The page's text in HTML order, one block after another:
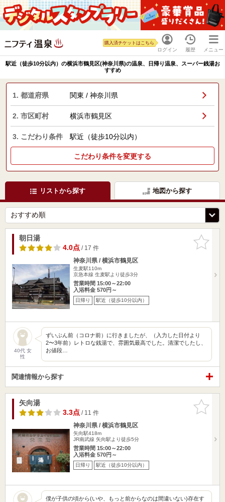
ログイン
購入済チケットはこちら
履歴 メニュー
駅近（徒歩10分以内）の横浜市鶴見区(神奈川県)の温泉、日帰り温泉、スーパー銭湯お
すすめ
1. 都道府県 関東 / 神奈川県
2. 市区町村 横浜市鶴見区
3. こだわり条件 駅近（徒歩10分以内）
こだわり条件を変更する
リストから探す 地図から探す
お気に入
りに追加
朝日湯
4.0点/ 17 件
神奈川県 / 横浜市鶴見区
生麦駅110m
京急本線 生麦駅より徒歩3分
営業時間 15:00～22:00
入浴料金 570円～
日帰り 駅近（徒歩10分以内）
40代 女
性
ずいぶん前（コロナ前）に行きましたが、（入力した日付より
2〜3年前）レトロな銭湯で、雰囲気最高でした。清潔でしたし、
お値段…
関連情報から探す
お気に入
りに追加
矢向湯
3.3点/ 11 件
神奈川県 / 横浜市鶴見区
矢向駅418m
JR南武線 矢向駅より徒歩5分
営業時間 15:00～22:00
入浴料金 570円～
日帰り 駅近（徒歩10分以内）
僕が子供の頃から(いや、もっと前からなのは間違いない)存在す